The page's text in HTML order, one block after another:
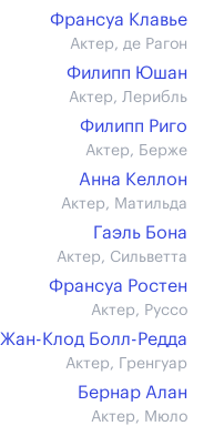
Франсуа Клавье
Актер, де Рагон
Филипп Юшан
Актер, Лерибль
Филипп Риго
Актер, Берже
Анна Келлон
Актер, Матильда
Гаэль Бона
Актер, Сильветта
Франсуа Ростен
Актер, Руссо
Жан-Клод Болл-Редда
Актер, Гренгуар
Бернар Алан
Актер, Мюло